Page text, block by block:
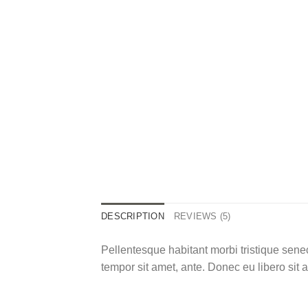
DESCRIPTION REVIEWS (5)
Pellentesque habitant morbi tristique
tempor sit amet, ante. Donec eu libero sit